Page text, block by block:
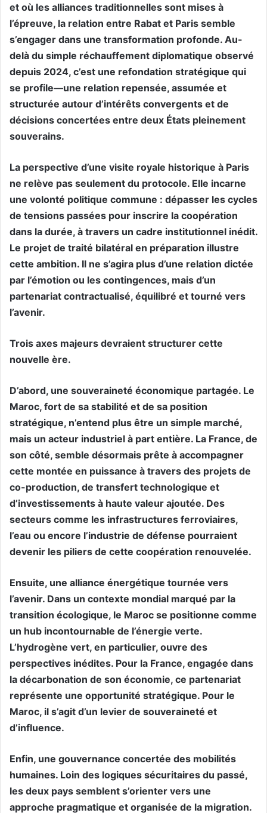
et où les alliances traditionnelles sont mises à
l’épreuve, la relation entre Rabat et Paris semble
s’engager dans une transformation profonde. Au-
delà du simple réchauffement diplomatique observé
depuis 2024, c’est une refondation stratégique qui
se profile—une relation repensée, assumée et
structurée autour d’intérêts convergents et de
décisions concertées entre deux États pleinement
souverains.
La perspective d’une visite royale historique à Paris
ne relève pas seulement du protocole. Elle incarne
une volonté politique commune : dépasser les cycles
de tensions passées pour inscrire la coopération
dans la durée, à travers un cadre institutionnel inédit.
Le projet de traité bilatéral en préparation illustre
cette ambition. Il ne s’agira plus d’une relation dictée
par l’émotion ou les contingences, mais d’un
partenariat contractualisé, équilibré et tourné vers
l’avenir.
Trois axes majeurs devraient structurer cette
nouvelle ère.
D’abord, une souveraineté économique partagée. Le
Maroc, fort de sa stabilité et de sa position
stratégique, n’entend plus être un simple marché,
mais un acteur industriel à part entière. La France, de
son côté, semble désormais prête à accompagner
cette montée en puissance à travers des projets de
co-production, de transfert technologique et
d’investissements à haute valeur ajoutée. Des
secteurs comme les infrastructures ferroviaires,
l’eau ou encore l’industrie de défense pourraient
devenir les piliers de cette coopération renouvelée.
Ensuite, une alliance énergétique tournée vers
l’avenir. Dans un contexte mondial marqué par la
transition écologique, le Maroc se positionne comme
un hub incontournable de l’énergie verte.
L’hydrogène vert, en particulier, ouvre des
perspectives inédites. Pour la France, engagée dans
la décarbonation de son économie, ce partenariat
représente une opportunité stratégique. Pour le
Maroc, il s’agit d’un levier de souveraineté et
d’influence.
Enfin, une gouvernance concertée des mobilités
humaines. Loin des logiques sécuritaires du passé,
les deux pays semblent s’orienter vers une
approche pragmatique et organisée de la migration.